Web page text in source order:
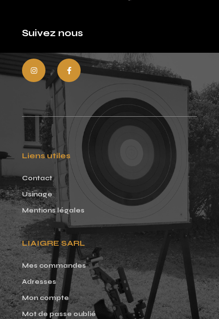
Suivez nous
Liens utiles
Contact
Usinage
Mentions légales
LIAIGRE SARL
Mes commandes
Adresses
Mon compte
Mot de passe oublié